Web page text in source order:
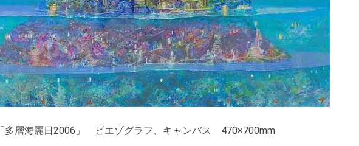
「多層海麗日2006」 ピエゾグラフ、キャンバス 470×700mm